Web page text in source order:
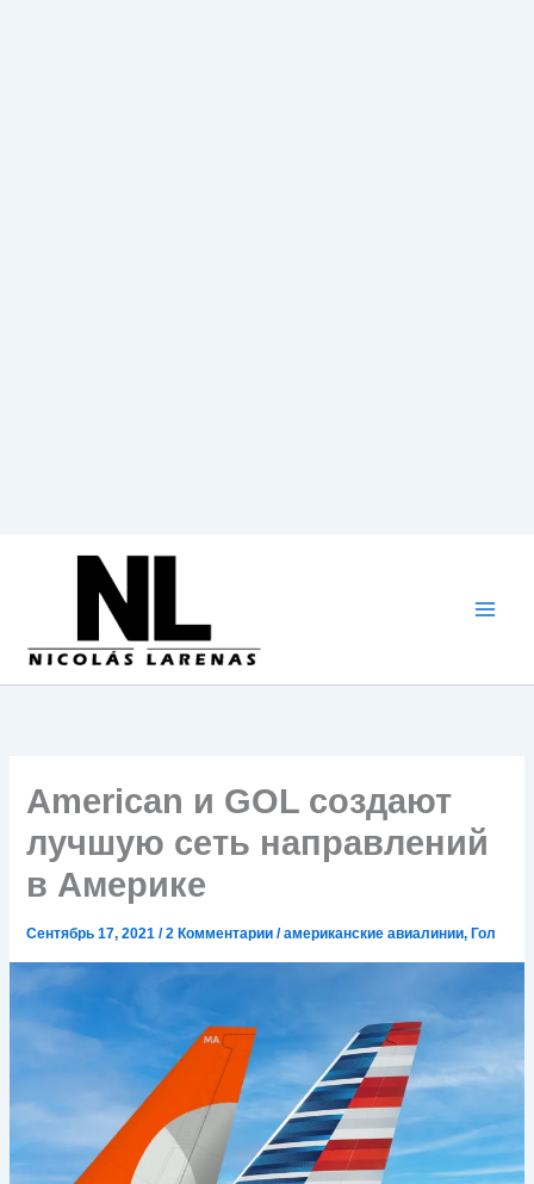
содержимому
American и GOL создают
лучшую сеть направлений
в Америке
Сентябрь 17, 2021/2 Комментарии /американские авиалинии, Гол